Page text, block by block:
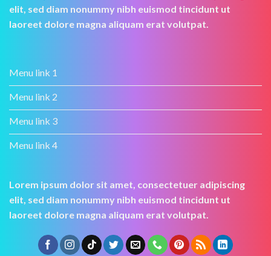
elit, sed diam nonummy nibh euismod tincidunt ut
laoreet dolore magna aliquam erat volutpat.
Menu link 1
Menu link 2
Menu link 3
Menu link 4
Lorem ipsum dolor sit amet, consectetuer adipiscing
elit, sed diam nonummy nibh euismod tincidunt ut
laoreet dolore magna aliquam erat volutpat.